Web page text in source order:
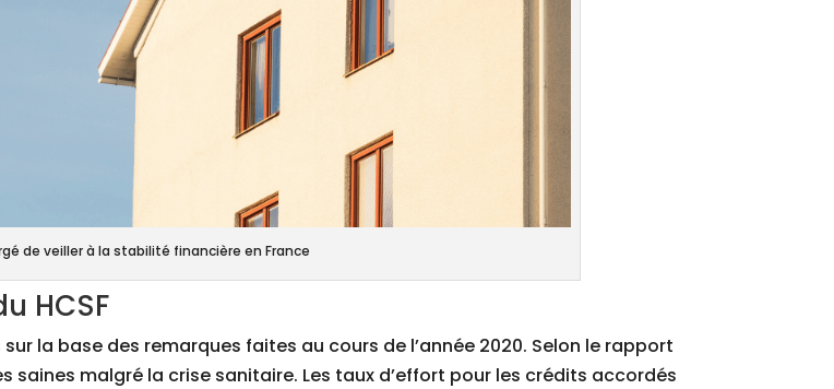
de veiller à la stabilité financière en France
HCSF
la base des remarques faites au cours de l’année 2020. Selon le rapport
saines malgré la crise sanitaire. Les taux d’effort pour les crédits accordés